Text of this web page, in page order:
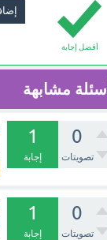
أفضل إجابة
أسئلة مشابهة
0
تصويتات
1
إجابة
0
تصويتات
1
إجابة